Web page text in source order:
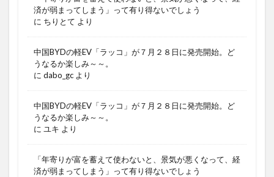
済が弱まってしまう」って有り得ないでしょう
に ちりとて より
中国BYDの軽EV「ラッコ」が７月２８日に発売開始。ど
うなるか楽しみ～～。
に dabo_gc より
中国BYDの軽EV「ラッコ」が７月２８日に発売開始。ど
うなるか楽しみ～～。
に ユキ より
「年寄りが富を蓄えて使わないと、景気が悪くなって、経
済が弱まってしまう」って有り得ないでしょう